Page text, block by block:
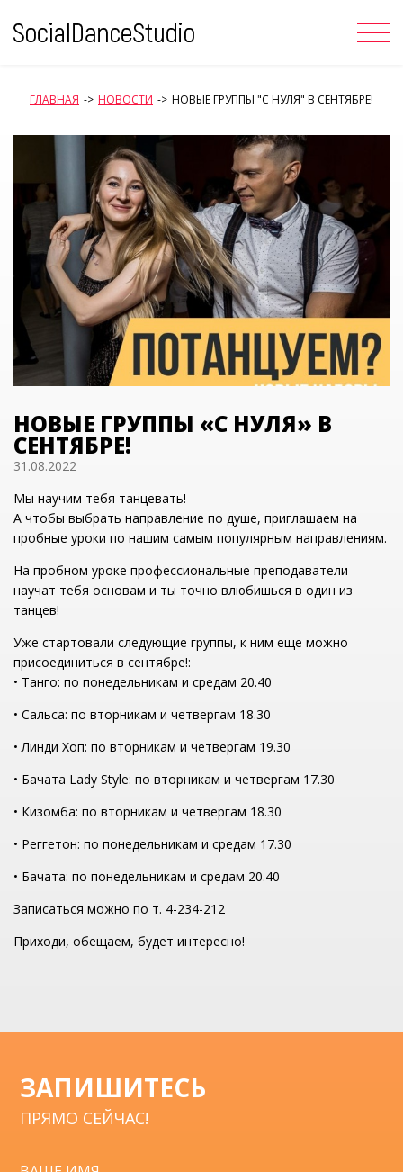
content
ГЛАВНАЯ -> НОВОСТИ -> НОВЫЕ ГРУППЫ "С НУЛЯ" В СЕНТЯБРЕ!
НОВЫЕ ГРУППЫ «С НУЛЯ» В
СЕНТЯБРЕ!
31.08.2022
Мы научим тебя танцевать!
А чтобы выбрать направление по душе, приглашаем на
пробные уроки по нашим самым популярным направлениям.
На пробном уроке профессиональные преподаватели
научат тебя основам и ты точно влюбишься в один из
танцев!
Уже стартовали следующие группы, к ним еще можно
присоединиться в сентябре!:
• Танго: по понедельникам и средам 20.40
• Сальса: по вторникам и четвергам 18.30
• Линди Хоп: по вторникам и четвергам 19.30
• Бачата Lady Style: по вторникам и четвергам 17.30
• Кизомба: по вторникам и четвергам 18.30
• Реггетон: по понедельникам и средам 17.30
• Бачата: по понедельникам и средам 20.40
Записаться можно по т. 4-234-212
Приходи, обещаем, будет интересно!
ЗАПИШИТЕСЬ
ПРЯМО СЕЙЧАС!